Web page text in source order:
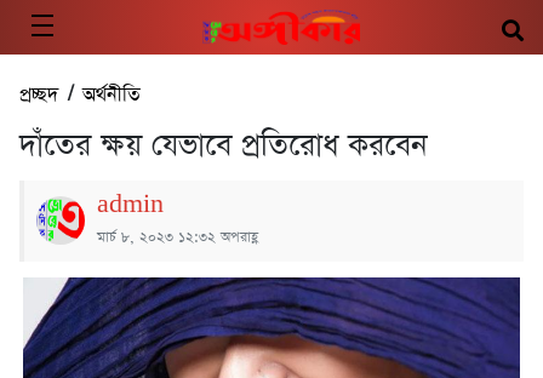
প্রচ্ছদ/অর্থনীতি
দাঁতের ক্ষয় যেভাবে প্রতিরোধ করবেন
admin
মার্চ ৮, ২০২৩ ১২:৩২ অপরাহ্ণ